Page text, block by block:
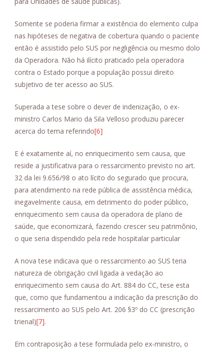
Somente se poderia firmar a existência do elemento culpa
nas hipóteses de negativa de cobertura quando o paciente
então é assistido pelo SUS por negligência ou mesmo dolo
da Operadora. Não há ilícito praticado pela operadora
contra o Estado porque a população possui direito
subjetivo de ter acesso ao SUS.
Superada a tese sobre o dever de indenização, o ex-
ministro Carlos Mario da Sila Velloso produziu parecer
acerca do tema referindo[6]
E é exatamente aí, no enriquecimento sem causa, que
reside a justificativa para o ressarcimento previsto no art.
32 da lei 9.656/98 o ato lícito do segurado que procura,
para atendimento na rede pública de assistência médica,
inegavelmente causa, em detrimento do poder público,
enriquecimento sem causa da operadora de plano de
saúde, que economizará, fazendo crescer seu patrimônio,
o que seria dispendido pela rede hospitalar particular
A nova tese indicava que o ressarcimento ao SUS teria
natureza de obrigação civil ligada a vedação ao
enriquecimento sem causa do Art. 884 do CC, tese esta
que, como que fundamentou a indicação da prescrição do
ressarcimento ao SUS pelo Art. 206 §3º do CC (prescrição
trienal)[7].
Em contraposição a tese formulada pelo ex-ministro, o